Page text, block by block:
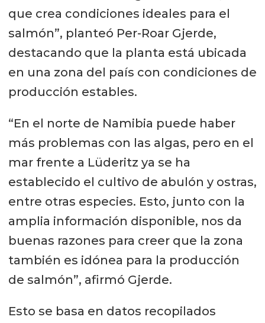
que crea condiciones ideales para el
salmón”, planteó Per-Roar Gjerde,
destacando que la planta está ubicada
en una zona del país con condiciones de
producción estables.
“En el norte de Namibia puede haber
más problemas con las algas, pero en el
mar frente a Lüderitz ya se ha
establecido el cultivo de abulón y ostras,
entre otras especies. Esto, junto con la
amplia información disponible, nos da
buenas razones para creer que la zona
también es idónea para la producción
de salmón”, afirmó Gjerde.
Esto se basa en datos recopilados